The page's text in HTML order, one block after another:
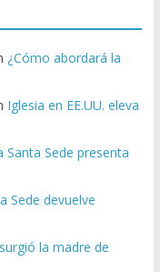
¿Cómo abordará la
Iglesia en EE.UU. eleva
Santa Sede presenta
Sede devuelve
la madre de